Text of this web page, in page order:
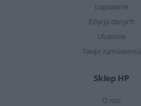
Logowanie
Edycja danych
Ulubione
Twoje zamówienia
Sklep HP
O nas